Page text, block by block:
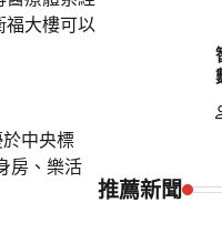
福大樓可以
中央標
房、樂活
推薦新聞